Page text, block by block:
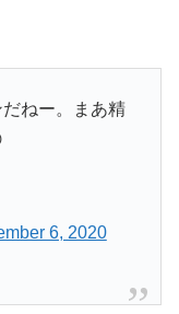
ねー。まあ精
6, 2020